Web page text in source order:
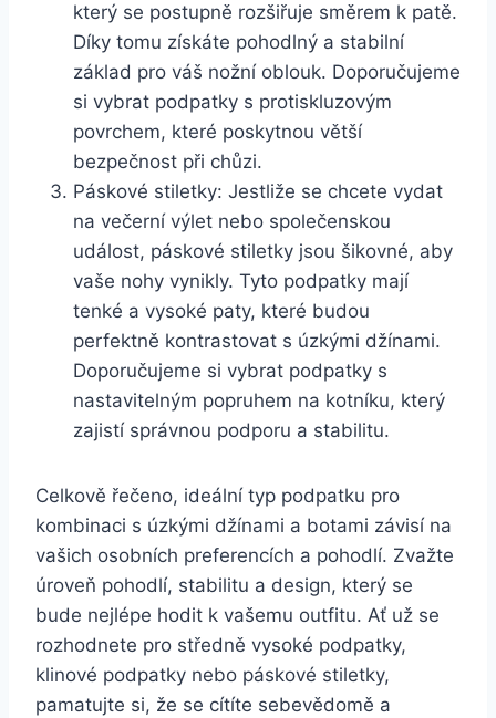
který se postupně rozšiřuje směrem k patě.
Díky tomu získáte pohodlný a ​stabilní
základ pro váš nožní oblouk. Doporučujeme⁣
si vybrat podpatky s protiskluzovým
povrchem, které poskytnou ⁤větší
bezpečnost ⁢při chůzi.
Páskové stiletky: Jestliže se‍ chcete vydat
‌na⁤ večerní výlet nebo⁢ společenskou
událost, páskové ‌stiletky jsou šikovné, aby‍
vaše nohy vynikly. Tyto podpatky mají
tenké a vysoké paty, které budou
perfektně kontrastovat s úzkými džínami.
Doporučujeme si vybrat podpatky s
nastavitelným popruhem na kotníku, který
zajistí správnou podporu a stabilitu.
Celkově řečeno, ideální typ podpatku pro
kombinaci s úzkými džínami a botami závisí na
vašich osobních preferencích a pohodlí. Zvažte
úroveň pohodlí, stabilitu a design, který se
⁣bude nejlépe hodit k vašemu outfitu. Ať už se
rozhodnete pro středně vysoké podpatky,
klinové podpatky nebo páskové stiletky,⁤
pamatujte si, že se cítíte sebevědomě ⁤a